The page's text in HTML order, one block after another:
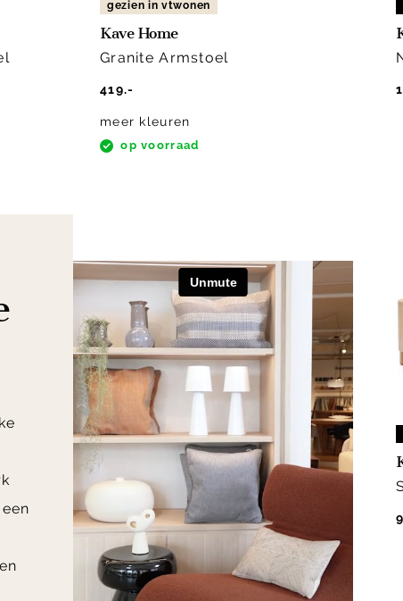
gezien in vtwonen
Kave Home
Granite Armstoel
419.-
meer kleuren
op voorraad